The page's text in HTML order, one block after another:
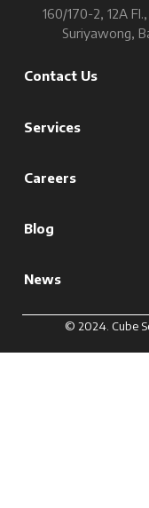
160/170-2, 12A
Suriyawong,
Contact Us
Services
Careers
Blog
News
© 2024. Cube